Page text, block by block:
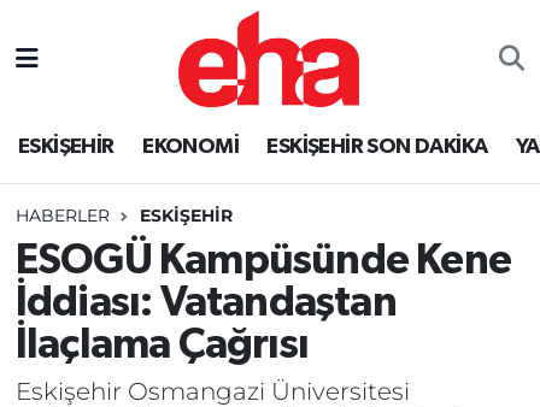
ESKİŞEHİR EKONOMİ ESKİŞEHİR SON DAKİKA
HABERLER ESKİŞEHİR
ESOGÜ Kampüsünde Kene
İddiası: Vatandaştan
İlaçlama Çağrısı
Eskişehir Osmangazi Üniversitesi